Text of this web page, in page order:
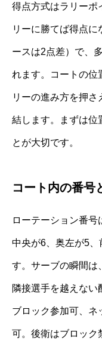
得点方式はラリーポ
リーに勝てば得点に
ースは2点差）で、
れます。コートの位
リーの進み方を押
結します。まずは位
とが大切です。
コート内の番号
ローテーション番
中央が6、奥左が5
す。サーブの瞬間は
隣接選手を越えない
ブロック参加可、ネ
可。後衛はブロック